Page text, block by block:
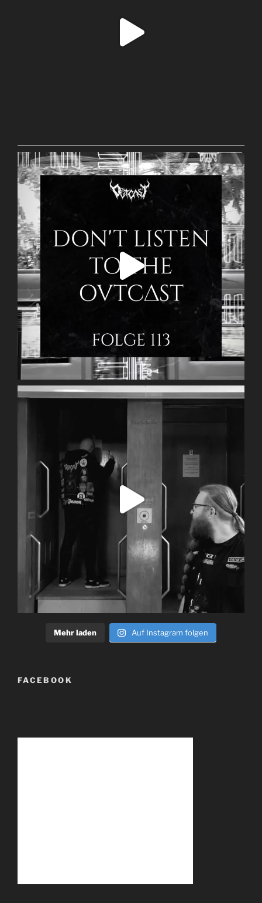
Mehr laden Auf Instagram folgen
FACEBOOK